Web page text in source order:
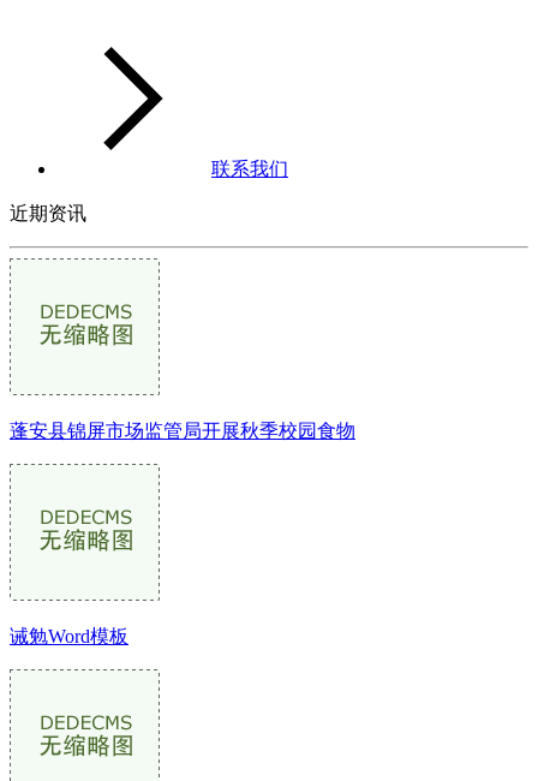
联系我们
近期资讯
蓬安县锦屏市场监管局开展秋季校园食物
诫勉Word模板